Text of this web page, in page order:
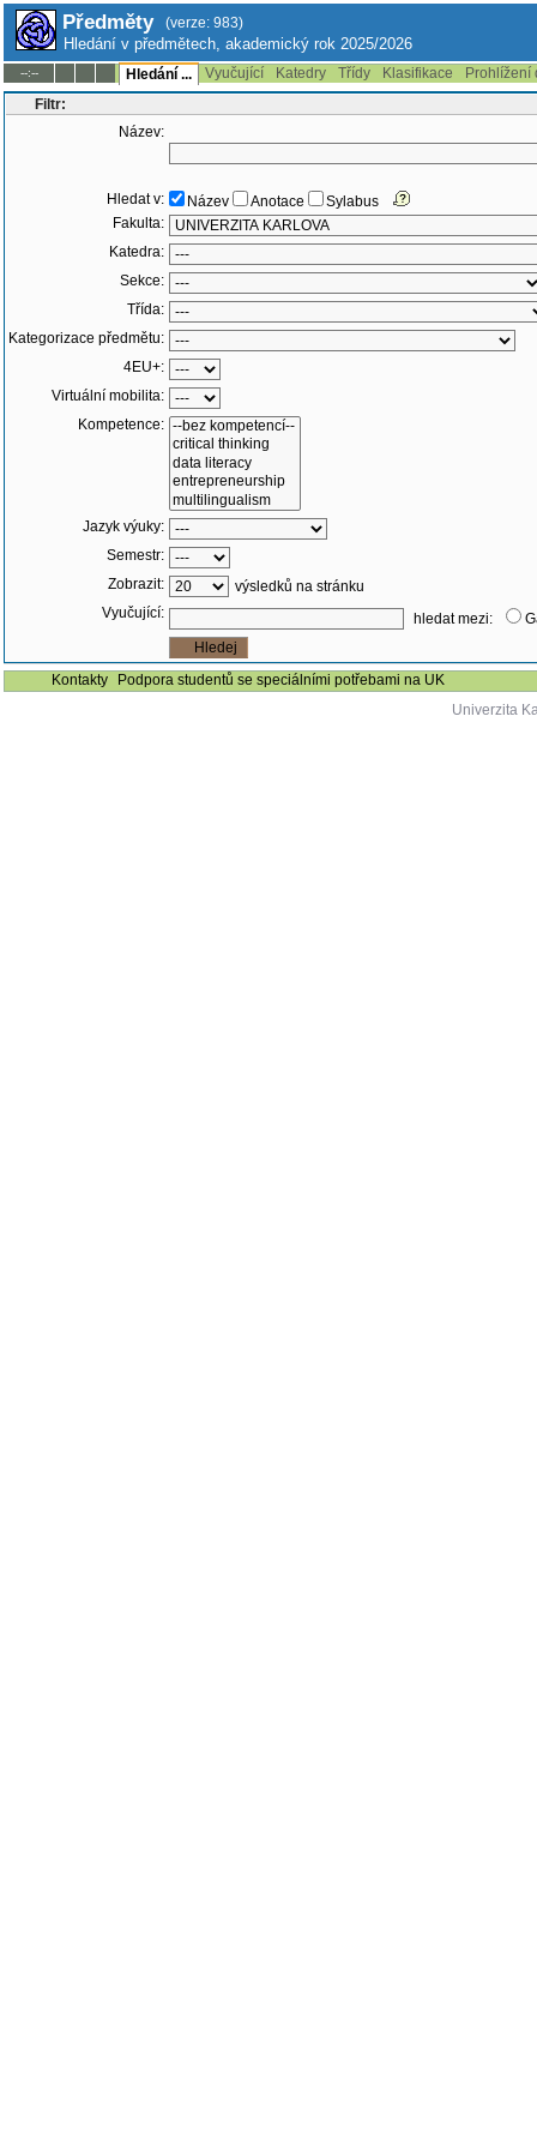
Předměty (verze: 983)
Hledání v předmětech, akademický rok 2025/2026
--:-- Hledání ... Vyučující Katedry Třídy Klasifikace
Prohlížení
Filtr:
Název:
Hledat v: Název Anotace
Sylabus
Fakulta:
Katedra:
Sekce:
Třída:
Kategorizace předmětu:
4EU+:
Virtuální mobilita:
Kompetence:
Jazyk výuky:
Semestr:
Zobrazit:
výsledků na stránku
Vyučující:
hledat mezi:
Kontakty
Podpora studentů se speciálními potřebami na UK
Univerzita